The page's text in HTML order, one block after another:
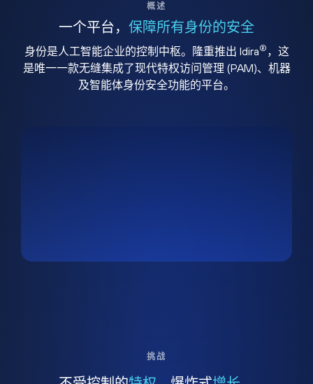
概述
一个平台， 保障所有身份的安全
身份是人工智能企业的控制中枢。隆重推出 Idira® ，这
是唯一一款无缝集成了现代特权访问管理 (PAM)、机器
及智能体身份安全功能的平台。
挑战